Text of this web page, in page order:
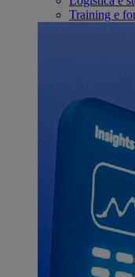
Training e